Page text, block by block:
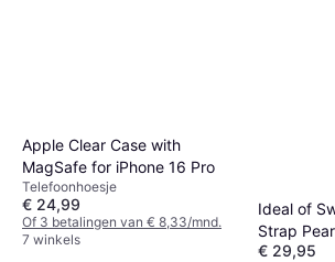
Apple Clear Case with
MagSafe for iPhone 16 Pro
Telefoonhoesje
€ 24,99
Of 3 betalingen van € 8,33/mnd.
7 winkels
Ideal of
Strap
€ 29,95